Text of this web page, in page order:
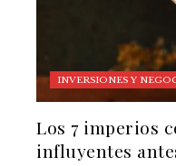
INVERSIONES Y
Los 7 imperios
influyentes